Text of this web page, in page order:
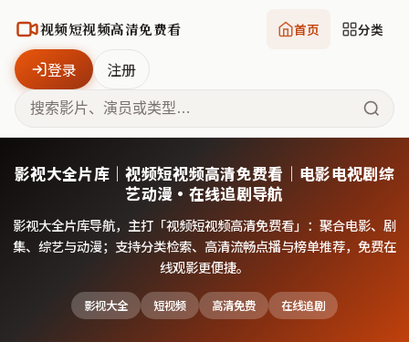
视频短视频高清免费看 首页 分类
登录 注册
影视大全片库｜视频短视频高清免费看｜电影电视剧综
艺动漫·在线追剧导航
影视大全片库导航，主打「视频短视频高清免费看」：聚合电影、剧
集、综艺与动漫；支持分类检索、高清流畅点播与榜单推荐，免费在
线观影更便捷。
影视大全 短视频 高清免费 在线追剧